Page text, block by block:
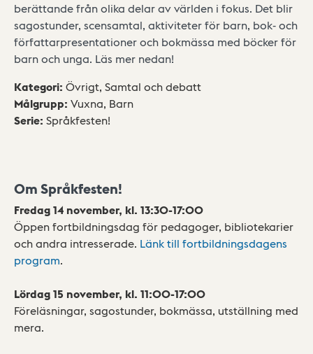
berättande från olika delar av världen i fokus. Det blir
sagostunder, scensamtal, aktiviteter för barn, bok- och
författarpresentationer och bokmässa med böcker för
barn och unga. Läs mer nedan!
Kategori: Övrigt, Samtal och debatt
Målgrupp: Vuxna, Barn
Serie: Språkfesten!
Om Språkfesten!
Fredag 14 november, kl. 13:30-17:00
Öppen fortbildningsdag för pedagoger, bibliotekarier
och andra intresserade. Länk till fortbildningsdagens
program.
Lördag 15 november, kl. 11:00-17:00
Föreläsningar, sagostunder, bokmässa, utställning med
mera.